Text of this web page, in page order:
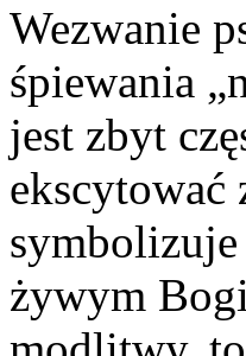
Wezwanie
śpiewania
jest zbyt
ekscytować
żywym